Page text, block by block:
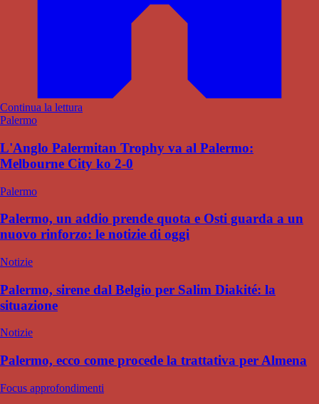
Continua la lettura
Palermo
L'Anglo Palermitan Trophy va al Palermo:
Melbourne City ko 2-0
Palermo
Palermo, un addio prende quota e Osti guarda a un
nuovo rinforzo: le notizie di oggi
Notizie
Palermo, sirene dal Belgio per Salim Diakité: la
situazione
Notizie
Palermo, ecco come procede la trattativa per Almena
Focus approfondimenti